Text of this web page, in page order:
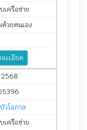
เครือข่าย
วยตนเอง
ละเอียด
2568
วโอภาส
เครือข่าย